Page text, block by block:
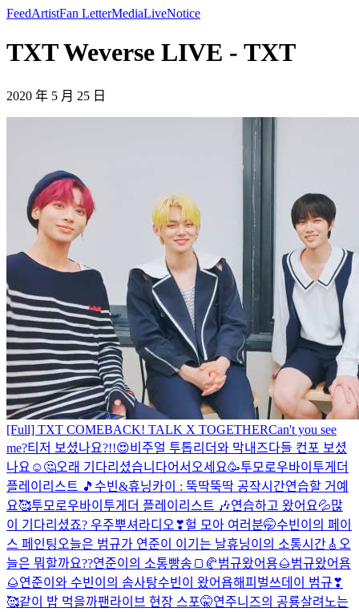
FeedArtistFan LetterMediaLiveNotice
TXT Weverse LIVE - TXT
2020 年 5 月 25 日
[Full] TXT COMEBACK! TALK X TOGETHERCan't you see
me?티저 보셨나요?!!😍비주얼 투톱리더와 막내즈다들 컨포 보셨
나요☺🤔오래 기다리셨습니다어서오세요🥳투모로우바이투게더
플레이리스트 🎵 수빈&휴닝카이 : 뚝딱뚝딱 공작시간연습할 거예
요🥰투모로우바이투게더 플레이리스트 🎶연습하고 왔어요💦많
이 기다리셨죠? 우주뿌셔라디오❣헐 모아 여러분🤭수빈이의 페이
스 페인팅 오늘은 범규가 연준이 이기는 날휴닝이의 소통시간🎸 오
늘은 뭐할까요??연준이의 소통빵송🍞🥐범규왔어용🌰범규왔어욤
🌰연준이와 수빈이의 솜사탕수빈이 왔어욥해피벌쓰데이 범규❣
🥰같이 밥 먹을까팬라이브 현장 스포🤫연주니즈의 공룡살려 노는